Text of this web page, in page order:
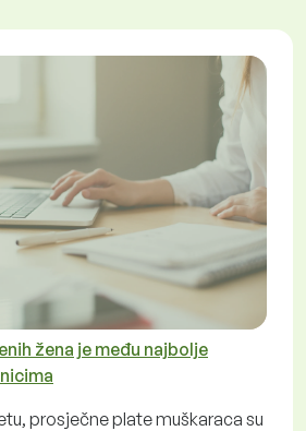
žena je među najbolje
prosječne plate muškaraca su